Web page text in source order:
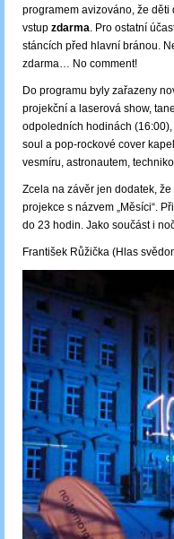
programem avizováno, že
vstup zdarma. Pro ostatní
stáncích před hlavní bránou.
zdarma… No comment!
Do programu byly zařazeny
projekční a laserová show,
odpoledních hodinách
soul a pop-rockové cover
vesmíru, astronautem,
Zcela na závěr jen dodatek,
projekce s názvem „Měsíci“.
do 23 hodin. Jako součást i
František Růžička (Hlas